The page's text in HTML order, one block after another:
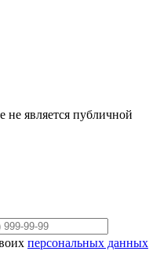
является публичной
персональных данных